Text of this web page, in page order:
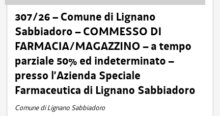
307/26 – Comune di Lignano
Sabbiadoro – COMMESSO DI
FARMACIA/MAGAZZINO – a tempo
parziale 50% ed indeterminato –
presso l’Azienda Speciale
Farmaceutica di Lignano Sabbiadoro
Comune di Lignano Sabbiadoro